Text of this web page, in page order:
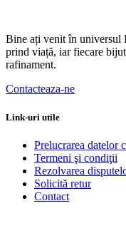
Bine ați venit în universul
prind viață, iar fiecare
rafinament.
Contacteaza-ne
Link-uri utile
Prelucrarea datelor
Termeni şi condiţii
Rezolvarea
Solicită retur
Contact